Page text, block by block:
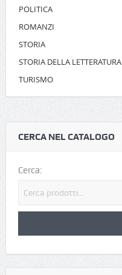
POLITICA
ROMANZI
STORIA
STORIA DELLA LETTERATURA
TURISMO
CERCA NEL CATALOGO
Cerca: